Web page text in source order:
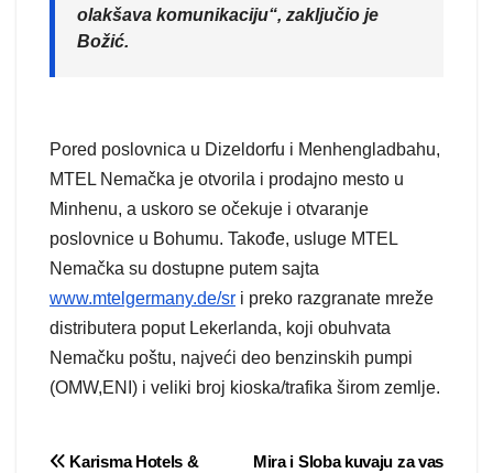
olakšava komunikaciju“, zaključio je
Božić.
Pored poslovnica u Dizeldorfu i Menhengladbahu,
MTEL Nemačka je otvorila i prodajno mesto u
Minhenu, a uskoro se očekuje i otvaranje
poslovnice u Bohumu. Takođe, usluge MTEL
Nemačka su dostupne putem sajta
www.mtelgermany.de/sr i preko razgranate mreže
distributera poput Lekerlanda, koji obuhvata
Nemačku poštu, najveći deo benzinskih pumpi
(OMW,ENI) i veliki broj kioska/trafika širom zemlje.
Mira i Sloba kuvaju za vas
Karisma Hotels &